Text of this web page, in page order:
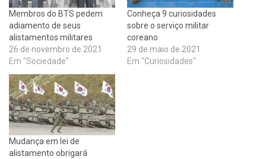
Membros do BTS pedem
adiamento de seus
alistamentos militares
26 de novembro de 2021
Em "Sociedade"
Conheça 9 curiosidades
sobre o serviço militar
coreano
29 de maio de 2021
Em "Curiosidades"
Mudança em lei de
alistamento obrigará